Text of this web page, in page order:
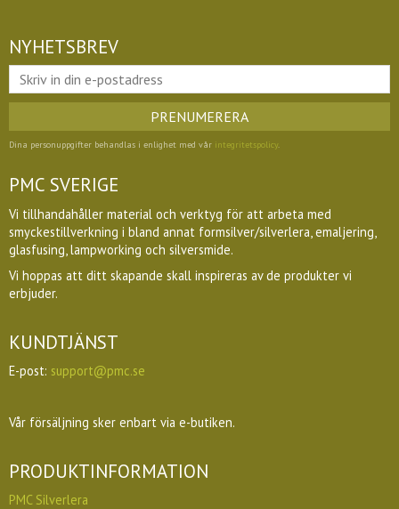
NYHETSBREV
PRENUMERERA
Dina personuppgifter behandlas i enlighet med vår integritetspolicy.
PMC SVERIGE
Vi tillhandahåller material och verktyg för att arbeta med
smyckestillverkning i bland annat formsilver/silverlera, emaljering,
glasfusing, lampworking och silversmide.
Vi hoppas att ditt skapande skall inspireras av de produkter vi
erbjuder.
KUNDTJÄNST
E-post: support@pmc.se
Vår försäljning sker enbart via e-butiken.
PRODUKTINFORMATION
PMC Silverlera